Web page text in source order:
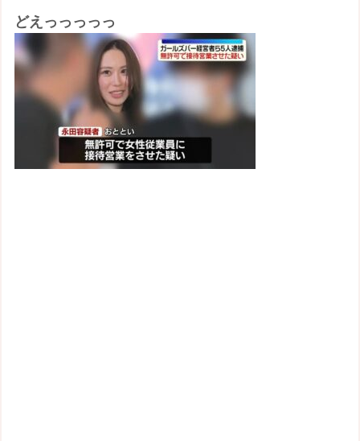
どえっっっっっ